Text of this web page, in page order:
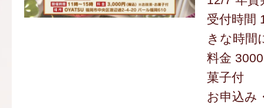
受付時間
きな時間
料金
菓子付
お申込み